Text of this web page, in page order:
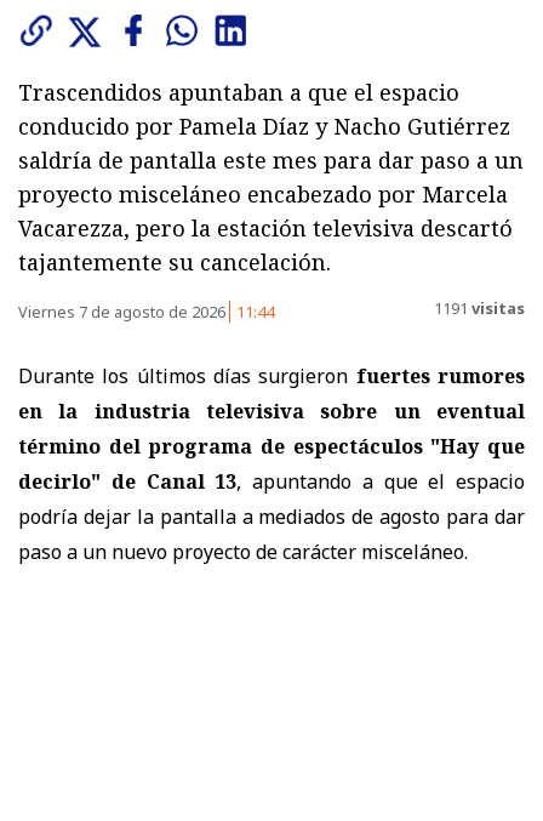
Trascendidos apuntaban a que el espacio
conducido por Pamela Díaz y Nacho Gutiérrez
saldría de pantalla este mes para dar paso a un
proyecto misceláneo encabezado por Marcela
Vacarezza, pero la estación televisiva descartó
tajantemente su cancelación.
Viernes 7 de agosto de 2026 11:44 1191 visitas
Durante los últimos días surgieron fuertes rumores
en la industria televisiva sobre un eventual
término del programa de espectáculos "Hay que
decirlo" de Canal 13, apuntando a que el espacio
podría dejar la pantalla a mediados de agosto para dar
paso a un nuevo proyecto de carácter misceláneo.